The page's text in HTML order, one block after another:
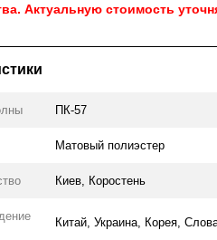
Актуальную стоимость
ПК-57
Матовый полиэстер
Киев, Коростень
Китай, Украина, Корея,